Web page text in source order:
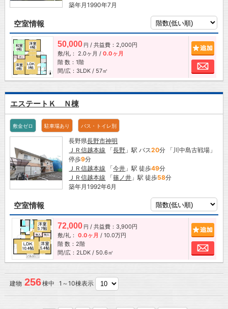
築年月1990年7月
空室情報
50,000 円 / 共益費：2,000円
敷/礼： 2.0ヶ月 / 0.0ヶ月
階 数：1階
間/広：3LDK / 57㎡
お
エステートＫ Ｎ棟
敷金ゼロ 駐車場あり バス・トイレ別
長野県長野市神明
ＪＲ信越本線 「長野 」駅 バス20分 「川中島古戦場」
停歩9分
ＪＲ信越本線 「今井 」駅 徒歩49分
ＪＲ信越本線 「篠ノ井 」駅 徒歩58分
築年月1992年6月
空室情報
72,000 円 / 共益費：3,900円
敷/礼： 0.0ヶ月 / 10.0万円
階 数：2階
間/広：2LDK / 50.6㎡
お
建物 256棟中 1～10棟表示